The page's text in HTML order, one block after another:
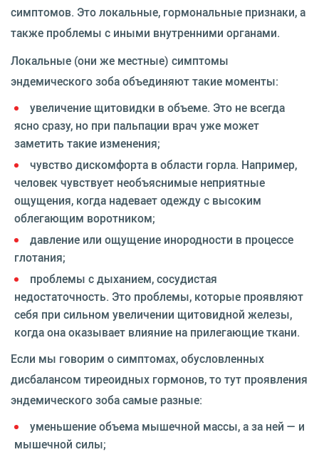
симптомов. Это локальные, гормональные признаки, а
также проблемы с иными внутренними органами.
Локальные (они же местные) симптомы
эндемического зоба объединяют такие моменты:
увеличение щитовидки в объеме. Это не всегда
ясно сразу, но при пальпации врач уже может
заметить такие изменения;
чувство дискомфорта в области горла. Например,
человек чувствует необъяснимые неприятные
ощущения, когда надевает одежду с высоким
облегающим воротником;
давление или ощущение инородности в процессе
глотания;
проблемы с дыханием, сосудистая
недостаточность. Это проблемы, которые проявляют
себя при сильном увеличении щитовидной железы,
когда она оказывает влияние на прилегающие ткани.
Если мы говорим о симптомах, обусловленных
дисбалансом тиреоидных гормонов, то тут проявления
эндемического зоба самые разные:
уменьшение объема мышечной массы, а за ней — и
мышечной силы;